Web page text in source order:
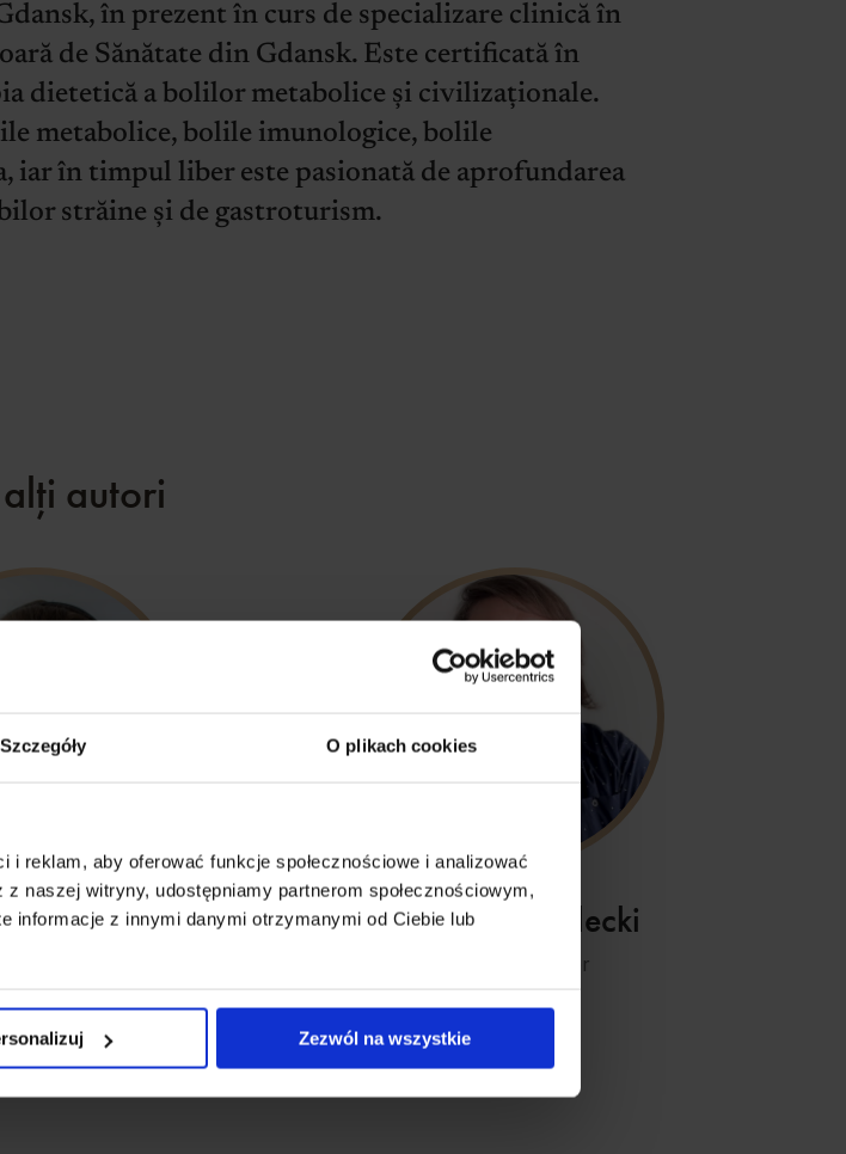
Szczegóły O plikach cookies
reklam, aby oferować funkcje społecznościowe i analizować
naszej witryny, udostępniamy partnerom społecznościowym,
informacje z innymi danymi otrzymanymi od Ciebie lub
Zezwól na wszystkie
în prezent în curs de specializare clinică în
de Sănătate din Gdansk. Este certificată în
dietetică a bolilor metabolice și civilizaționale.
metabolice, bolile imunologice, bolile
iar în timpul liber este pasionată de aprofundarea
străine și de gastroturism.
autori
Mateusz Podlecki
Natu.Care Editor